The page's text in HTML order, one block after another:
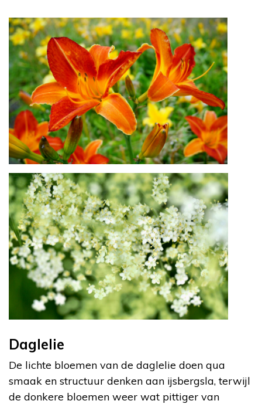
Daglelie
De lichte bloemen van de daglelie doen qua
smaak en structuur denken aan ijsbergsla, terwijl
de donkere bloemen weer wat pittiger van